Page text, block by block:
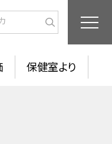
保健室より